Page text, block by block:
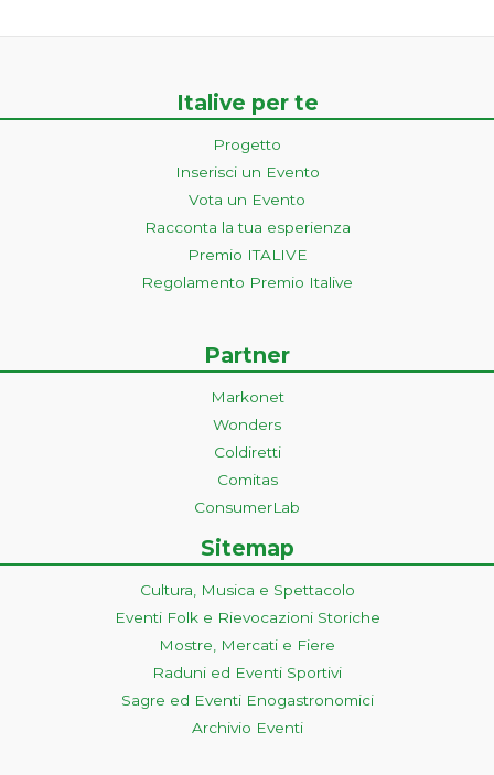
Italive per te
Progetto
Inserisci un Evento
Vota un Evento
Racconta la tua esperienza
Premio ITALIVE
Regolamento Premio Italive
Partner
Markonet
Wonders
Coldiretti
Comitas
ConsumerLab
Sitemap
Cultura, Musica e Spettacolo
Eventi Folk e Rievocazioni Storiche
Mostre, Mercati e Fiere
Raduni ed Eventi Sportivi
Sagre ed Eventi Enogastronomici
Archivio Eventi